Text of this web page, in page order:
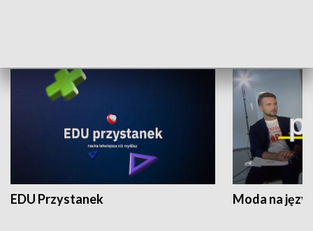
EDU Przystanek Moda na